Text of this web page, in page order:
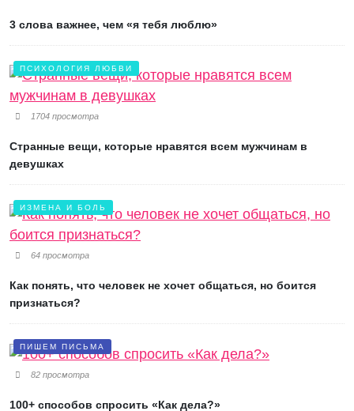
3 слова важнее, чем «я тебя люблю»
ПСИХОЛОГИЯ ЛЮБВИ
1704 просмотра
Странные вещи, которые нравятся всем мужчинам в
девушках
ИЗМЕНА И БОЛЬ
64 просмотра
Как понять, что человек не хочет общаться, но боится
признаться?
ПИШЕМ ПИСЬМА
82 просмотра
100+ способов спросить «Как дела?»